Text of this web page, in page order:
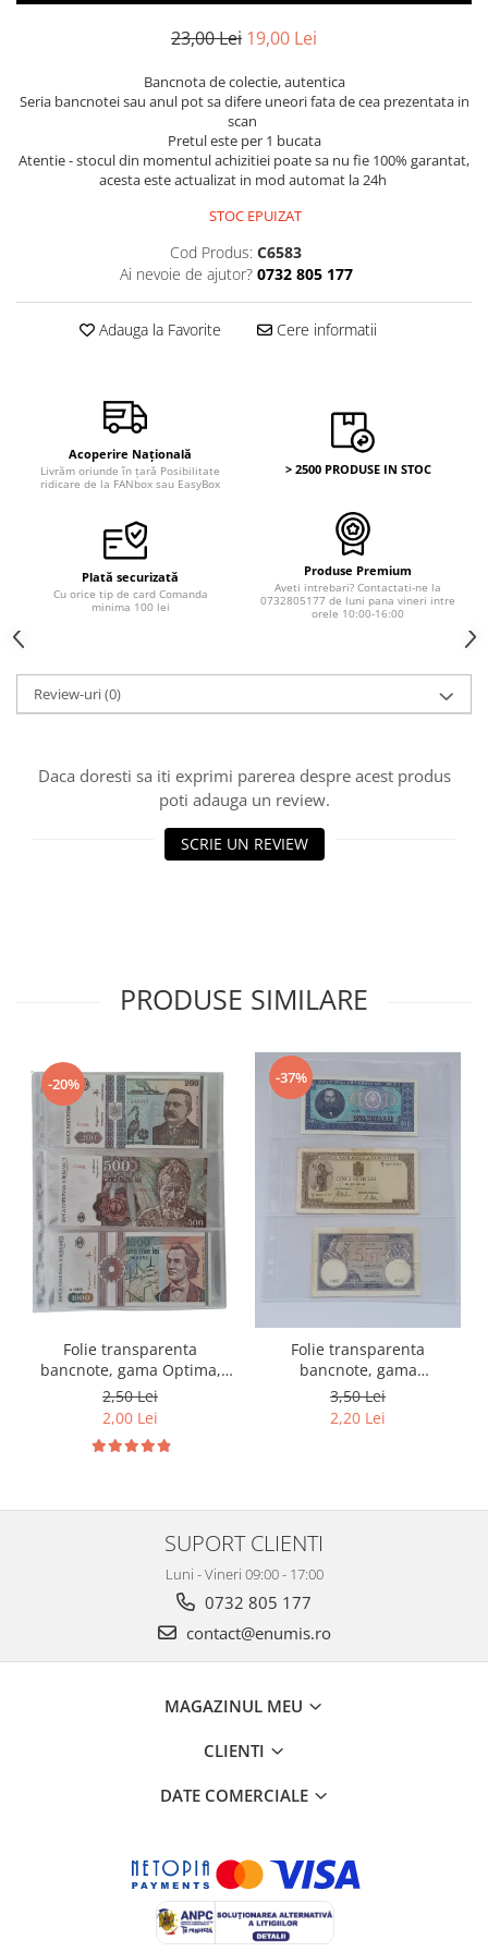
Monede Australia si Oceania
Monede Euro, Eurocenti
Monede Europa
Bancnote Asia
Bancnote Australia si Oceania
23,00 Lei 19,00 Lei
Bancnota de colectie, autentica
Seria bancnotei sau anul pot sa difere uneori fata de cea prezentata in
scan
Pretul este per 1 bucata
Atentie - stocul din momentul achizitiei poate sa nu fie 100% garantat,
acesta este actualizat in mod automat la 24h
STOC EPUIZAT
Cod Produs: C6583
Ai nevoie de ajutor? 0732 805 177
Adauga la Favorite Cere informatii
Acoperire Națională
Livrăm oriunde în țară Posibilitate
ridicare de la FANbox sau EasyBox
> 2500 PRODUSE IN STOC
Plată securizată
Cu orice tip de card Comanda
minima 100 lei
Produse Premium
Aveti intrebari? Contactati-ne la
0732805177 de luni pana vineri intre
orele 10:00-16:00
Review-uri(0)
Daca doresti sa iti exprimi parerea despre acest produs
poti adauga un review.
SCRIE UN REVIEW
PRODUSE SIMILARE
-20%
Folie transparenta
bancnote, gama Optima,
cod SH252, 3
compartimente
2,50 Lei
2,00 Lei
-37%
Folie transparenta
bancnote, gama
Grande(A4), cod SH312, 3
compartimente
3,50 Lei
2,20 Lei
SUPORT CLIENTI
Luni - Vineri 09:00 - 17:00
0732 805 177
contact@enumis.ro
MAGAZINUL MEU
CLIENTI
DATE COMERCIALE